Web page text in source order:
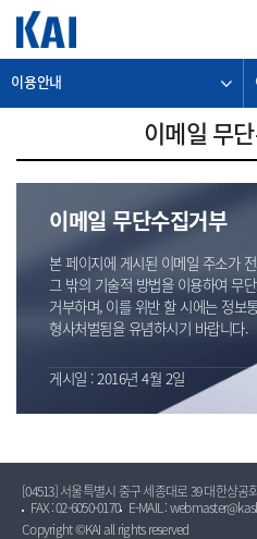
이용안내
이메일 무
이메일 무단수집거부
본 페이지에 게시된 이메일 주소가
그 밖의 기술적 방법을 이용하여 무
거부하며, 이를 위반 할 시에는 정보
형사처벌됨을 유념하시기 바랍니다.
게시일 : 2016년 4월 2일
[04513] 서울특별시 중구 세종대로 39 대한상공
FAX : 02-6050-0170
E-MAIL :
Copyright ©KAI all rights reserved